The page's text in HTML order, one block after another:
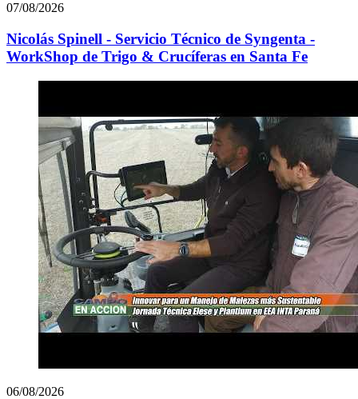
07/08/2026
Nicolás Spinell - Servicio Técnico de Syngenta -
WorkShop de Trigo & Crucíferas en Santa Fe
06/08/2026